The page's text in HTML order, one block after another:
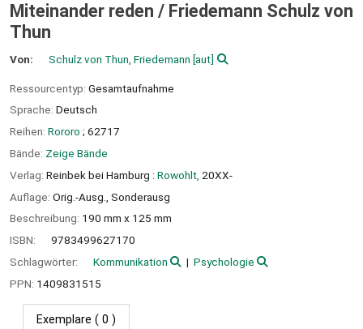
Miteinander reden / Friedemann Schulz von
Thun
Von: Schulz von Thun, Friedemann [aut]
Ressourcentyp: Gesamtaufnahme
Sprache: Deutsch
Reihen: Rororo ; 62717
Bände: Zeige Bände
Verlag: Reinbek bei Hamburg : Rowohlt, 20XX-
Auflage: Orig.-Ausg., Sonderausg
Beschreibung: 190 mm x 125 mm
ISBN:
9783499627170
Schlagwörter:
Kommunikation
Psychologie
PPN: 1409831515
Exemplare ( 0 )